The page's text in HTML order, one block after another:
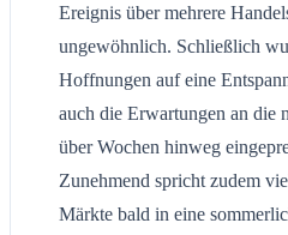
Ereignis über mehrere
ungewöhnlich. Schließlich
Hoffnungen auf eine
auch die Erwartungen an die
über Wochen hinweg
Zunehmend spricht zudem
Märkte bald in eine